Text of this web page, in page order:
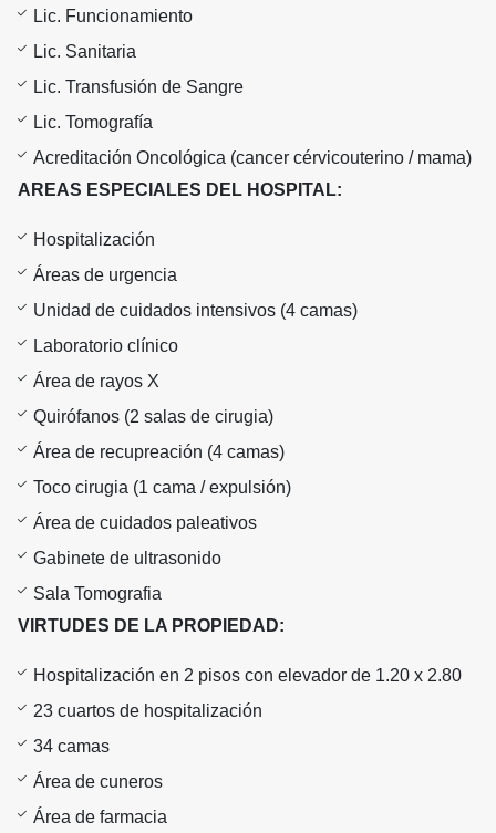
Lic. Funcionamiento
Lic. Sanitaria
Lic. Transfusión de Sangre
Lic. Tomografía
Acreditación Oncológica (cancer cérvicouterino / mama)
AREAS ESPECIALES DEL HOSPITAL:
Hospitalización
Áreas de urgencia
Unidad de cuidados intensivos (4 camas)
Laboratorio clínico
Área de rayos X
Quirófanos (2 salas de cirugia)
Área de recupreación (4 camas)
Toco cirugia (1 cama / expulsión)
Área de cuidados paleativos
Gabinete de ultrasonido
Sala Tomografia
VIRTUDES DE LA PROPIEDAD:
Hospitalización en 2 pisos con elevador de 1.20 x 2.80
23 cuartos de hospitalización
34 camas
Área de cuneros
Área de farmacia